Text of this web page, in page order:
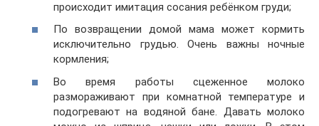
происходит имитация сосания ребёнком груди;
По возвращении домой мама может кормить
исключительно грудью. Очень важны ночные
кормления;
Во время работы сцеженное молоко
размораживают при комнатной температуре и
подогревают на водяной бане. Давать молоко